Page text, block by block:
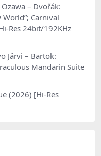
– Dvořák:
Carnival
Res 24bit/192KHz
Järvi – Bartok:
Mandarin Suite
(2026) [Hi-Res